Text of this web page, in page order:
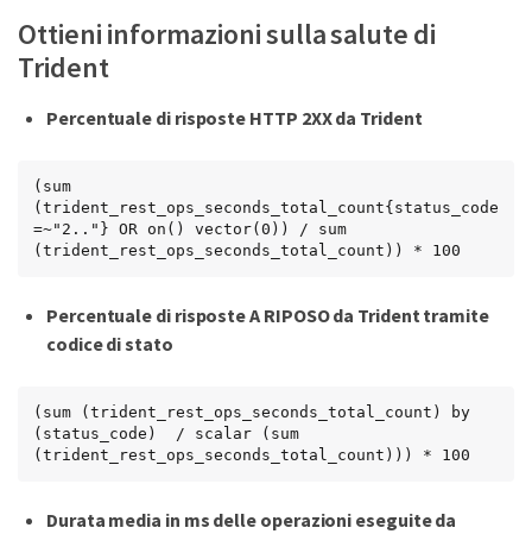
Ottieni informazioni sulla salute di
Trident
Percentuale di risposte HTTP 2XX da Trident
(sum
(trident_rest_ops_seconds_total_count{status_code
=~"2.."} OR on() vector(0)) / sum
(trident_rest_ops_seconds_total_count)) * 100
Percentuale di risposte A RIPOSO da Trident tramite
codice di stato
(sum (trident_rest_ops_seconds_total_count) by
(status_code)  / scalar (sum
(trident_rest_ops_seconds_total_count))) * 100
Durata media in ms delle operazioni eseguite da